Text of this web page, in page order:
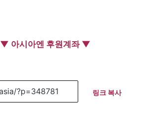
▼ 아시아엔 후원계좌 ▼
링크 복사